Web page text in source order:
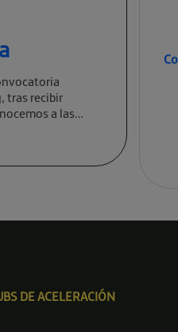
tras recibir
a las
DE ACELERACIÓN